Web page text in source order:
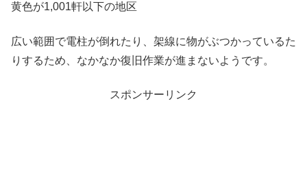
黄色が1,001軒以下の地区
広い範囲で電柱が倒れたり、架線に物がぶつかっているた
りするため、なかなか復旧作業が進まないようです。
スポンサーリンク